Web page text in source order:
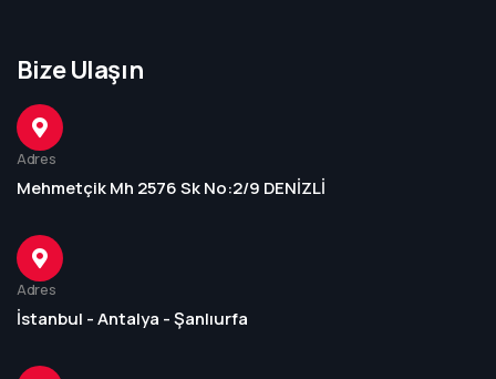
Bize Ulaşın
Adres
Mehmetçik Mh 2576 Sk No:2/9 DENİZLİ
Adres
İstanbul - Antalya - Şanlıurfa